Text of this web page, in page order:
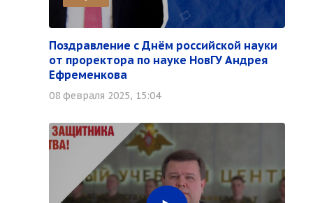
Поздравление с Днём российской науки
от проректора по науке НовГУ Андрея
Ефременкова
08 февраля 2025, 15:04